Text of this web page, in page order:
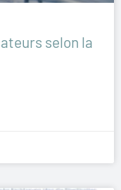
selon la